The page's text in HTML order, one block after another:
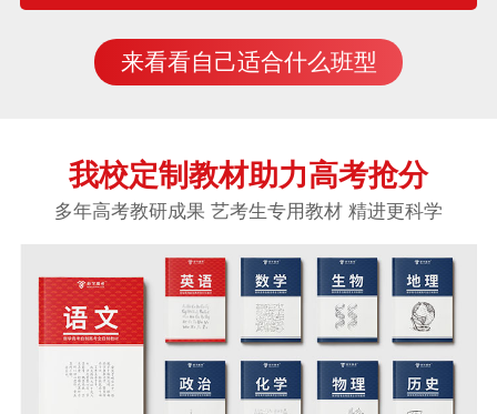
来看看自己适合什么班型
我校定制教材助力高考抢分
多年高考教研成果 艺考生专用教材 精进更科学